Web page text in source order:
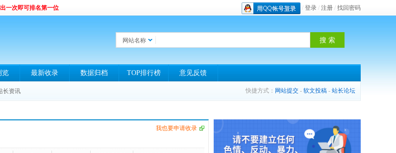
一次即可排名第一位 / 登录 / 注册 / 找回密码
网站名称
览 最新收录 数据归档 TOP排行榜 意见反馈
长资讯 快捷方式： 网站提交 - 软文投稿 - 站长论坛
我也要申请收录